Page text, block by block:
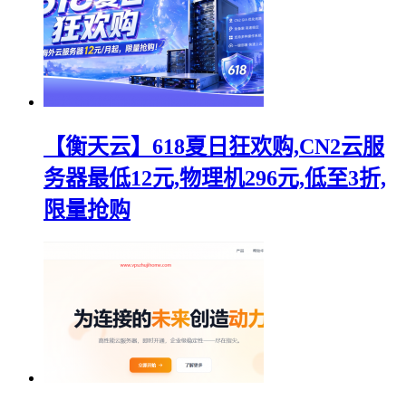
【衡天云】618夏日狂欢购,CN2云服
务器最低12元,物理机296元,低至3折,
限量抢购